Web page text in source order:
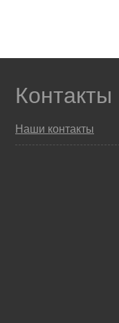
Контакты
Наши контакты